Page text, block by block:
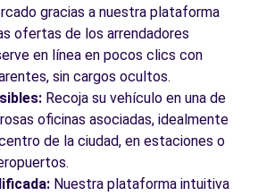
gracias a nuestra plataforma
ofertas de los arrendadores
en línea en pocos clics con
sin cargos ocultos.
Recoja su vehículo en una de
oficinas asociadas, idealmente
de la ciudad, en estaciones o
Nuestra plataforma intuitiva